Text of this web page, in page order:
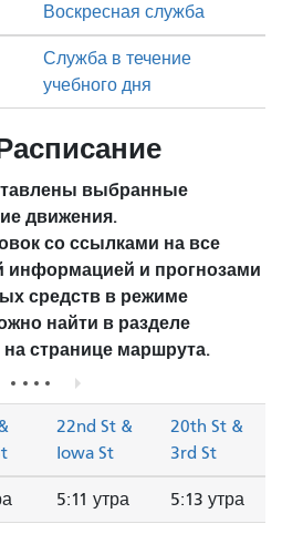
Воскресная служба
Служба в течение
учебного дня
выбранные
движения.
со ссылками на все
информацией и прогнозами
средств в режиме
найти в разделе
на странице маршрута.
22nd St &
Iowa St
20th St &
3rd St
5:11 утра 5:13 утра